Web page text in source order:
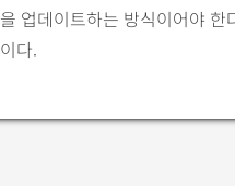
을 업데이트하는 방식이어야
이다.